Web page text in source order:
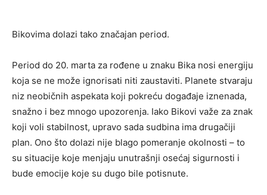
Bikovima dolazi tako značajan period.
Period do 20. marta za rođene u znaku Bika nosi energiju
koja se ne može ignorisati niti zaustaviti. Planete stvaraju
niz neobičnih aspekata koji pokreću događaje iznenada,
snažno i bez mnogo upozorenja. Iako Bikovi važe za znak
koji voli stabilnost, upravo sada sudbina ima drugačiji
plan. Ono što dolazi nije blago pomeranje okolnosti – to
su situacije koje menjaju unutrašnji osećaj sigurnosti i
bude emocije koje su dugo bile potisnute.